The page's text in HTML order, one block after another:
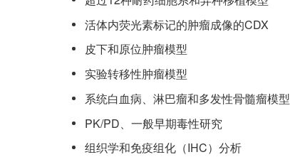
活体内荧光素标记的肿瘤成像的CDX
皮下和原位肿瘤模型
实验转移性肿瘤模型
系统白血病、淋巴瘤和多发性骨髓瘤模型
PK/PD、一般早期毒性研究
组织学和免疫组化（IHC）分析